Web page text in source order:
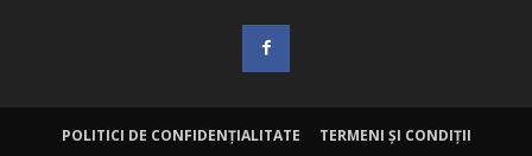
POLITICI DE CONFIDENȚIALITATE TERMENI ȘI CONDIȚII